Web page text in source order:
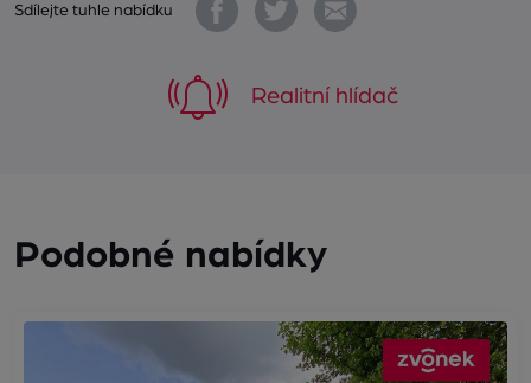
Sdílejte tuhle nabídku
Realitní hlídač
Podobné nabídky